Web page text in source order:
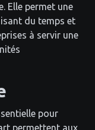
Elle permet une
du temps et
à servir une
pour
permettent aux